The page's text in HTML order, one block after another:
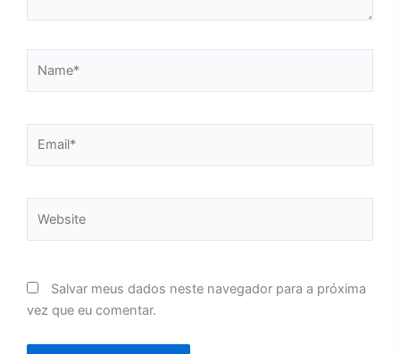
Salvar meus dados neste navegador para a próxima
vez que eu comentar.